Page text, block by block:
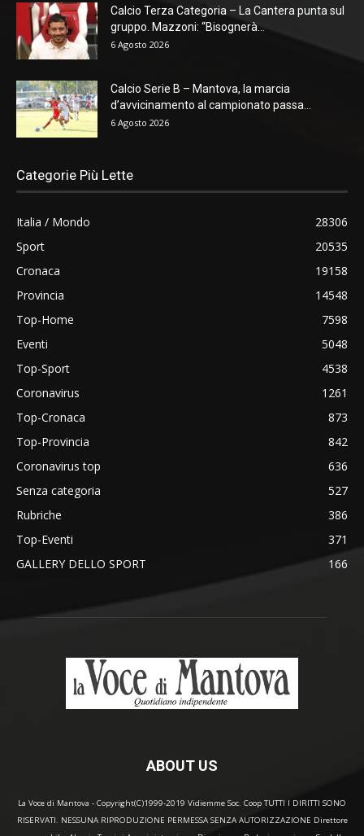
Calcio Terza Categoria – La Cantera punta sul
gruppo. Mazzoni: “Bisognerà...
6 Agosto 2026
Calcio Serie B – Mantova, la marcia
d’avvicinamento al campionato passa...
6 Agosto 2026
Categorie Più Lette
Italia / Mondo
28306
Sport
20535
Cronaca
19158
Provincia
14548
Top-Home
7598
Eventi
5048
Top-Sport
4538
Coronavirus
1261
Top-Cronaca
873
Top-Provincia
842
Coronavirus top
636
Senza categoria
527
Rubriche
386
Top-Eventi
371
GALLERY DELLO SPORT
166
ABOUT US
La Voce di Mantova - Copyright(C)1999-2019 Vidiemme Soc. Coop TUTTI I DIRITTI SONO
RISERVATI. NESSUNA RIPRODUZIONE PERMESSA SENZA AUTORIZZAZIONE Direttore